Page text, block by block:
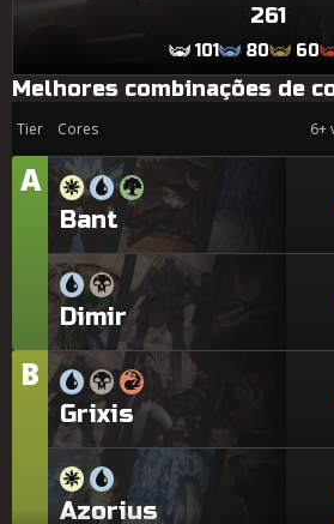
261
101 80 60
Melhores combinações de
Tier Cores 6+
Tier
A
Bant
Dimir
Tier
B
Grixis
Azorius